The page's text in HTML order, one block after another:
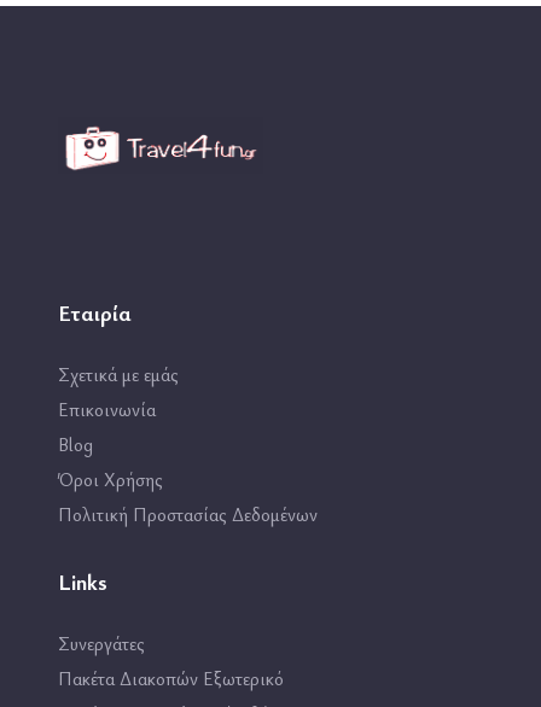
Εταιρία
Σχετικά με εμάς
Επικοινωνία
Blog
Όροι Χρήσης
Πολιτική Προστασίας Δεδομένων
Links
Συνεργάτες
Πακέτα Διακοπών Εξωτερικό